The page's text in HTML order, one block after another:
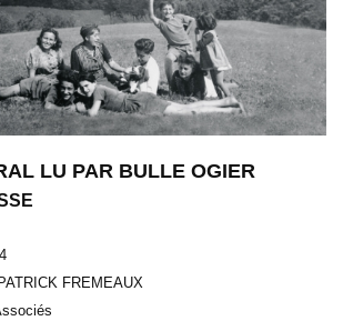
LU PAR BULLE OGIER
PATRICK FREMEAUX